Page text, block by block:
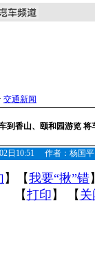
交通新闻
到香山、颐和园游览 将
02日10:51 作者：杨国
】【我要“揪”错
【打印 】 【 关